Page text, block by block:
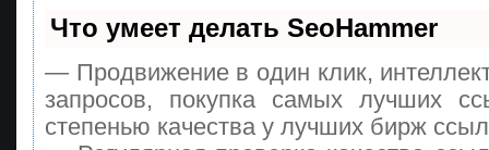
Что умеет делать SeoHammer
— Продвижение в один клик,
запросов, покупка самых лучших
степенью качества у лучших бирж